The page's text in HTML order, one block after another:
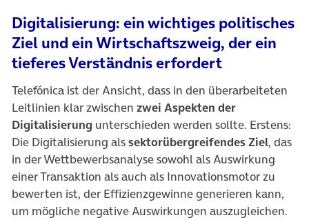
Digitalisierung: ein wichtiges politisches
Ziel und ein Wirtschaftszweig, der ein
tieferes Verständnis erfordert
Telefónica ist der Ansicht, dass in den überarbeiteten
Leitlinien klar zwischen zwei Aspekten der
Digitalisierung unterschieden werden sollte. Erstens:
Die Digitalisierung alssektorübergreifendes Ziel, das
in der Wettbewerbsanalyse sowohl als Auswirkung
einer Transaktion als auch als Innovationsmotor zu
bewerten ist, der Effizienzgewinne generieren kann,
um mögliche negative Auswirkungen auszugleichen.